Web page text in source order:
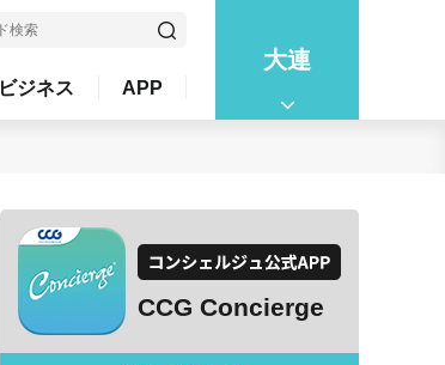
大連
ビジネス APP
CCG Concierge